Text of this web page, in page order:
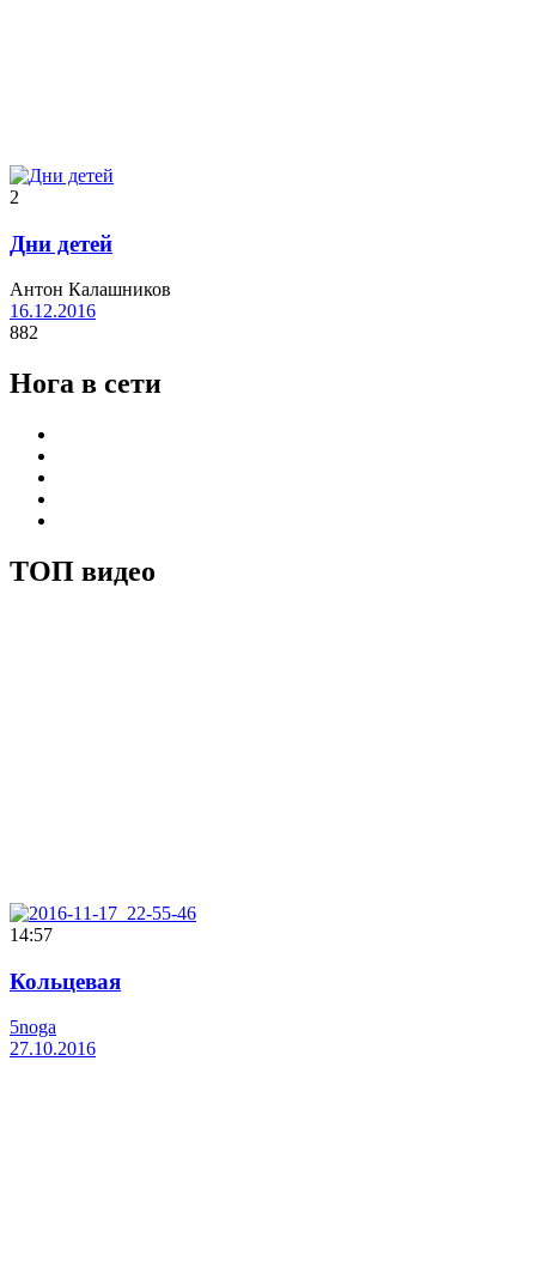
2
Дни детей
Антон Калашников
16.12.2016
882
Нога в сети
ТОП видео
14:57
Кольцевая
5noga
27.10.2016